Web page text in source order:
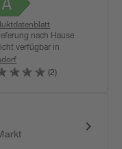
nach Hause
verfügbar in
(2)